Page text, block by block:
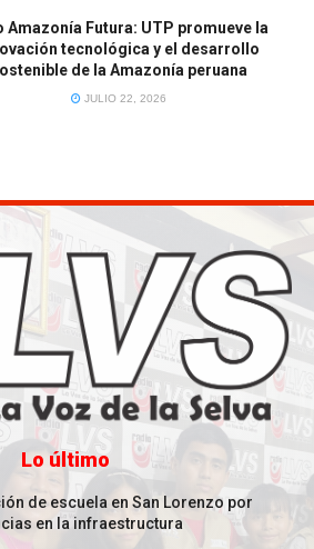
Amazonía Futura: UTP promueve la
tecnológica y el desarrollo
de la Amazonía peruana
JULIO 22, 2026
Lo último
de escuela en San Lorenzo por
en la infraestructura